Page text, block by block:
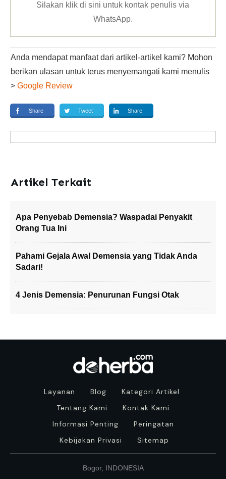
Silakan klikdi sini untuk kontak penulis via
WhatsApp.
Anda mendapat manfaat dari artikel-artikel kami? Mohon
berikan ulasan untuk terus menyemangati kami menulis
> Google Review
Share Tweet Share
Artikel Terkait
Apa Penyebab Demensia? Waspadai Penyakit
Orang Tua Ini
Pahami Gejala Awal Demensia yang Tidak Anda
Sadari!
4 Jenis Demensia: Penurunan Fungsi Otak
Layanan Blog
Kategori Artikel
Tentang Kami
Kontak Kami
Informasi Penting
Peringatan
Kebijakan Privasi
Sitemap
Bogor, INDONESIA